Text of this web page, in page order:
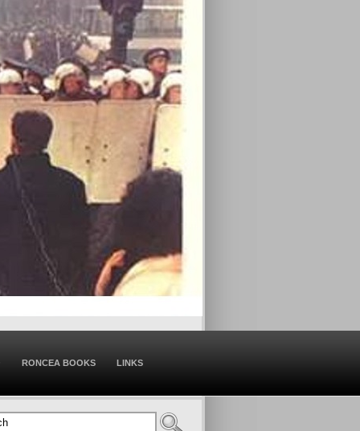
RONCEA BOOKS LINKS